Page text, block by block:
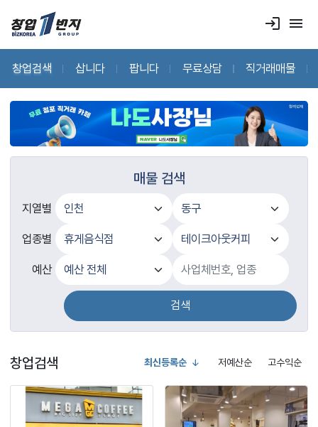
login menu
창업검색 삽니다 팝니다 무료상담 직거래매물
매물 검색
지열별
업종별
예산
검색
창업검색 최신등록순 저예산순 고수익순